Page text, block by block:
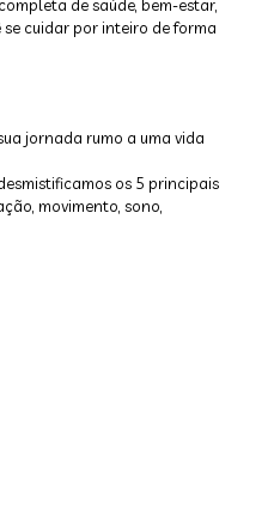
de saúde, bem-estar,
cuidar por inteiro de forma
jornada rumo a uma vida
os 5 principais
movimento, sono,